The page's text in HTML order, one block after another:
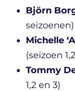
Björn
seizoenen)
Michelle
(seizoen
Tommy
1,2 en 3)